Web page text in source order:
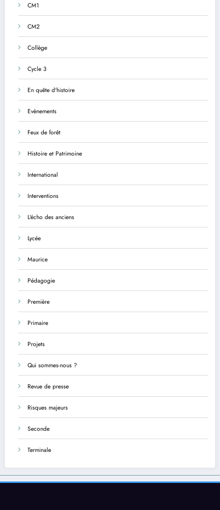
CM1
CM2
Collège
Cycle 3
En quête d'histoire
Evènements
Feux de forêt
Histoire et Patrimoine
International
Interventions
L'écho des anciens
Lycée
Maurice
Pédagogie
Première
Primaire
Projets
Qui sommes-nous ?
Revue de presse
Risques majeurs
Seconde
Terminale